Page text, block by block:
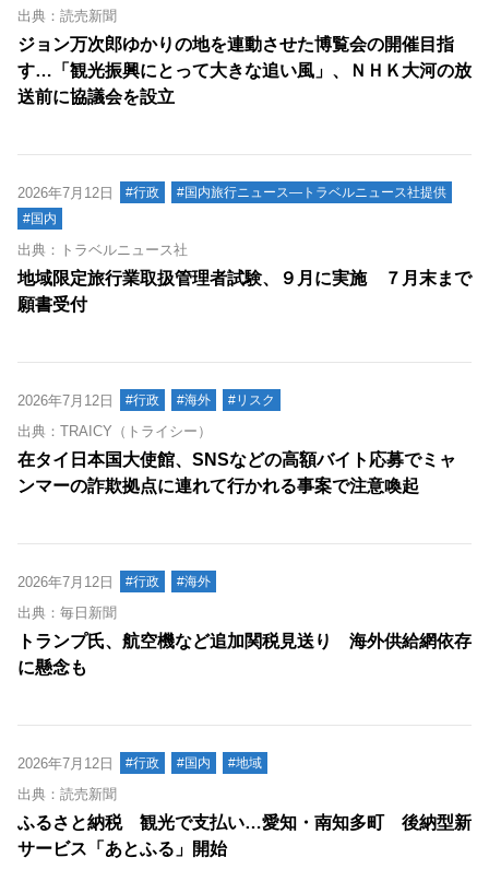
出典：読売新聞
ジョン万次郎ゆかりの地を連動させた博覧会の開催目指
す…「観光振興にとって大きな追い風」、ＮＨＫ大河の放
送前に協議会を設立
2026年7月12日 #行政
#国内旅行ニュース―トラベルニュース社提供
#国内
出典：トラベルニュース社
地域限定旅行業取扱管理者試験、９月に実施 ７月末まで
願書受付
2026年7月12日 #行政 #海外 #リスク
出典：TRAICY（トライシー）
在タイ日本国大使館、SNSなどの高額バイト応募でミャ
ンマーの詐欺拠点に連れて行かれる事案で注意喚起
2026年7月12日 #行政 #海外
出典：毎日新聞
トランプ氏、航空機など追加関税見送り 海外供給網依存
に懸念も
2026年7月12日 #行政 #国内 #地域
出典：読売新聞
ふるさと納税 観光で支払い…愛知・南知多町 後納型新
サービス「あとふる」開始